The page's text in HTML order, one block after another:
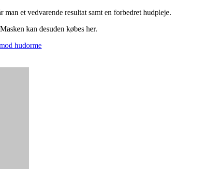
et vedvarende resultat samt en forbedret hudpleje.
kan desuden købes her.
hudorme